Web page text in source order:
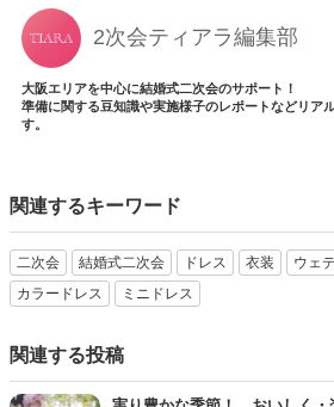
2次会ティアラ編集部
大阪エリアを中心に結婚式二次会のサポート！
準備に関する豆知識や実施様子のレポートなどリア
す。
関連するキーワード
二次会 結婚式二次会 ドレス 衣装
ウェ
カラードレス
ミニドレス
関連する投稿